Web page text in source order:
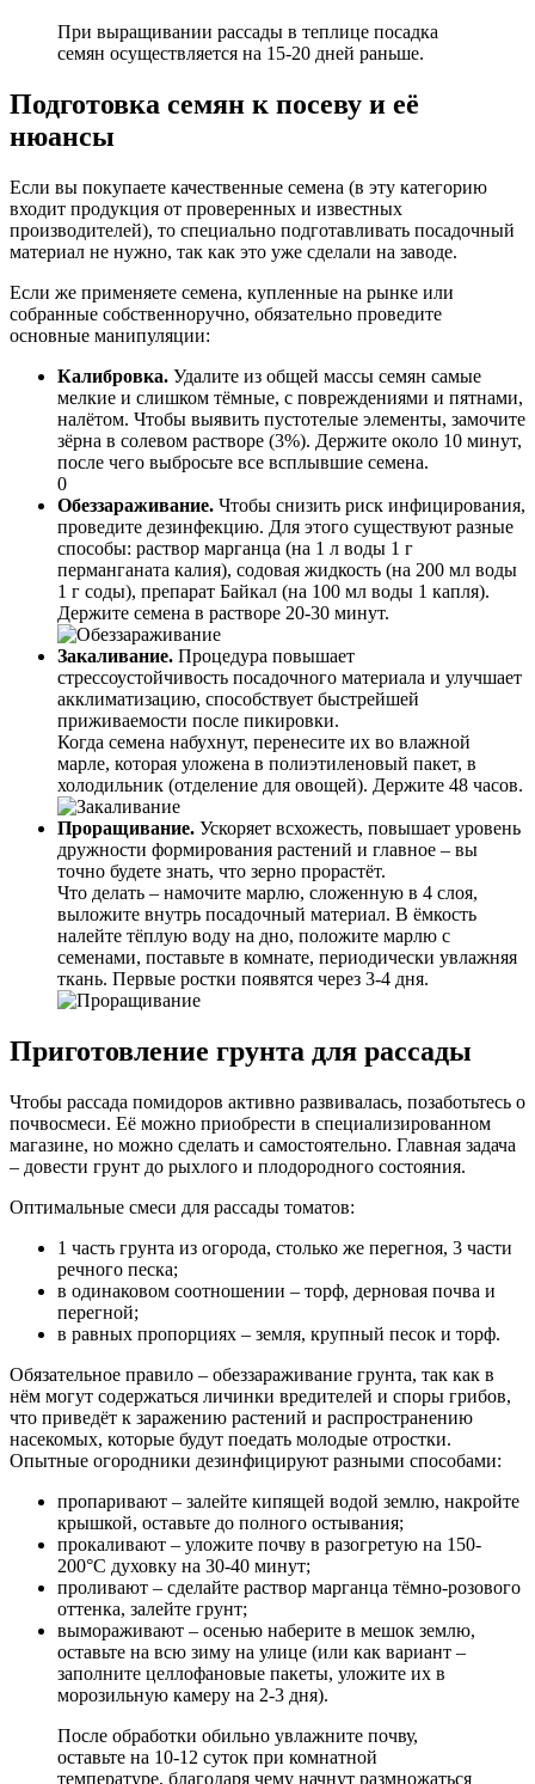
При выращивании рассады в теплице посадка
семян осуществляется на 15-20 дней раньше.
Подготовка семян к посеву и её
нюансы
Если вы покупаете качественные семена (в эту категорию
входит продукция от проверенных и известных
производителей), то специально подготавливать посадочный
материал не нужно, так как это уже сделали на заводе.
Если же применяете семена, купленные на рынке или
собранные собственноручно, обязательно проведите
основные манипуляции:
Калибровка. Удалите из общей массы семян самые
мелкие и слишком тёмные, с повреждениями и пятнами,
налётом. Чтобы выявить пустотелые элементы, замочите
зёрна в солевом растворе (3%). Держите около 10 минут,
после чего выбросьте все всплывшие семена.
0
Обеззараживание. Чтобы снизить риск инфицирования,
проведите дезинфекцию. Для этого существуют разные
способы: раствор марганца (на 1 л воды 1 г
перманганата калия), содовая жидкость (на 200 мл воды
1 г соды), препарат Байкал (на 100 мл воды 1 капля).
Держите семена в растворе 20-30 минут.
Закаливание. Процедура повышает
стрессоустойчивость посадочного материала и улучшает
акклиматизацию, способствует быстрейшей
приживаемости после пикировки.
Когда семена набухнут, перенесите их во влажной
марле, которая уложена в полиэтиленовый пакет, в
холодильник (отделение для овощей). Держите 48 часов.
Проращивание. Ускоряет всхожесть, повышает уровень
дружности формирования растений и главное – вы
точно будете знать, что зерно прорастёт.
Что делать – намочите марлю, сложенную в 4 слоя,
выложите внутрь посадочный материал. В ёмкость
налейте тёплую воду на дно, положите марлю с
семенами, поставьте в комнате, периодически увлажняя
ткань. Первые ростки появятся через 3-4 дня.
Приготовление грунта для рассады
Чтобы рассада помидоров активно развивалась, позаботьтесь о
почвосмеси. Её можно приобрести в специализированном
магазине, но можно сделать и самостоятельно. Главная задача
– довести грунт до рыхлого и плодородного состояния.
Оптимальные смеси для рассады томатов:
1 часть грунта из огорода, столько же перегноя, 3 части
речного песка;
в одинаковом соотношении – торф, дерновая почва и
перегной;
в равных пропорциях – земля, крупный песок и торф.
Обязательное правило – обеззараживание грунта, так как в
нём могут содержаться личинки вредителей и споры грибов,
что приведёт к заражению растений и распространению
насекомых, которые будут поедать молодые отростки.
Опытные огородники дезинфицируют разными способами:
пропаривают – залейте кипящей водой землю, накройте
крышкой, оставьте до полного остывания;
прокаливают – уложите почву в разогретую на 150-
200°С духовку на 30-40 минут;
проливают – сделайте раствор марганца тёмно-розового
оттенка, залейте грунт;
вымораживают – осенью наберите в мешок землю,
оставьте на всю зиму на улице (или как вариант –
заполните целлофановые пакеты, уложите их в
морозильную камеру на 2-3 дня).
После обработки обильно увлажните почву,
оставьте на 10-12 суток при комнатной
температуре, благодаря чему начнут размножаться